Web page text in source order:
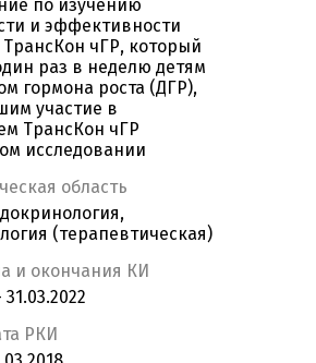
по изучению
и эффективности
ТрансКон чГР, который
раз в неделю детям
гормона роста (ДГР),
участие в
ТрансКон чГР
исследовании
область
(терапевтическая)
и окончания КИ
РКИ